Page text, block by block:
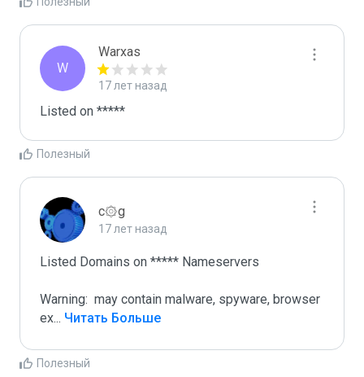
W
Warxas
17 лет назад
Listed on *****
Полезный
c۞g
17 лет назад
Listed Domains on ***** Nameservers
Warning:  may contain malware, spyware, browser
ex... Читать Больше
Полезный